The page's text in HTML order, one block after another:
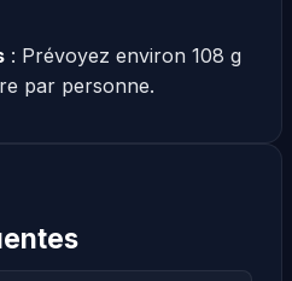
: Prévoyez environ 108 g
par personne.